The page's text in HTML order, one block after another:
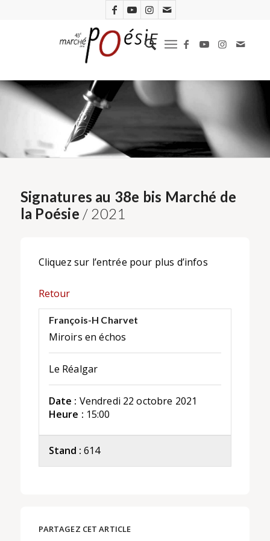
Signatures au 38e bis Marché de
la Poésie / 2021
Cliquez sur l’entrée pour plus d’infos
Retour
François-H Charvet
Miroirs en échos
Le Réalgar
Date : Vendredi 22 octobre 2021
Heure : 15:00
Stand : 614
PARTAGEZ CET ARTICLE